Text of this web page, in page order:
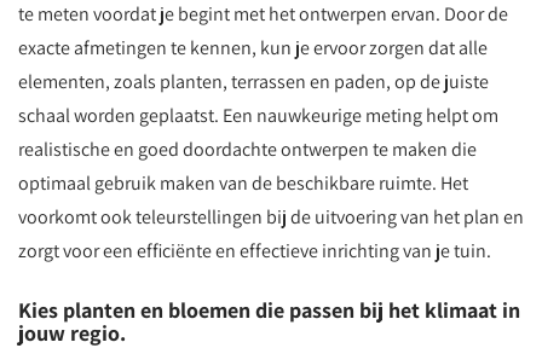
te meten voordat je begint met het ontwerpen ervan. Door de
exacte afmetingen te kennen, kun je ervoor zorgen dat alle
elementen, zoals planten, terrassen en paden, op de juiste
schaal worden geplaatst. Een nauwkeurige meting helpt om
realistische en goed doordachte ontwerpen te maken die
optimaal gebruik maken van de beschikbare ruimte. Het
voorkomt ook teleurstellingen bij de uitvoering van het plan en
zorgt voor een efficiënte en effectieve inrichting van je tuin.
Kies planten en bloemen die passen bij het klimaat in
jouw regio.